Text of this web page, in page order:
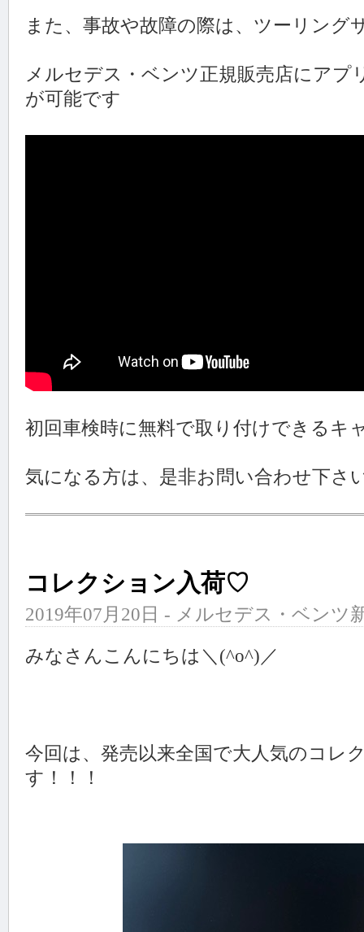
また、事故や故障の際は、ツーリング
メルセデス・ベンツ正規販売店にアプ
が可能です
初回車検時に無料で取り付けできるキ
気になる方は、是非お問い合わせ下さ
コレクション入荷♡
2019年07月20日 - メルセデス・ベンツ
みなさんこんにちは＼(^o^)／
今回は、発売以来全国で大人気のコレ
す！！！